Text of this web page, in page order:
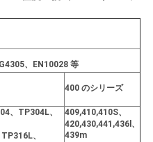
、EN10028 等
400 のシリーズ
、TP304L、
、
409,410,410S、
420,430,441,436l、
439m